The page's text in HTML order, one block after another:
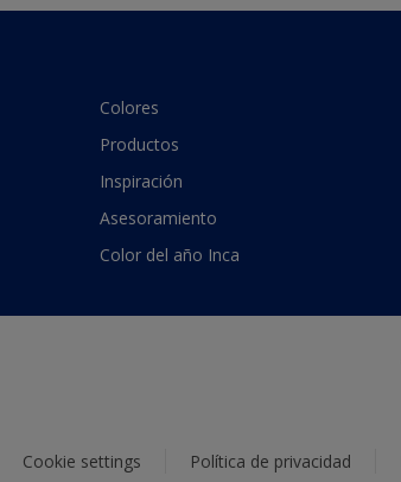
Colores
Productos
Inspiración
Asesoramiento
Color del año Inca
Cookie settings Política de privacidad